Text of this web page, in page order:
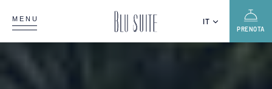
MENU IT
PRENOTA